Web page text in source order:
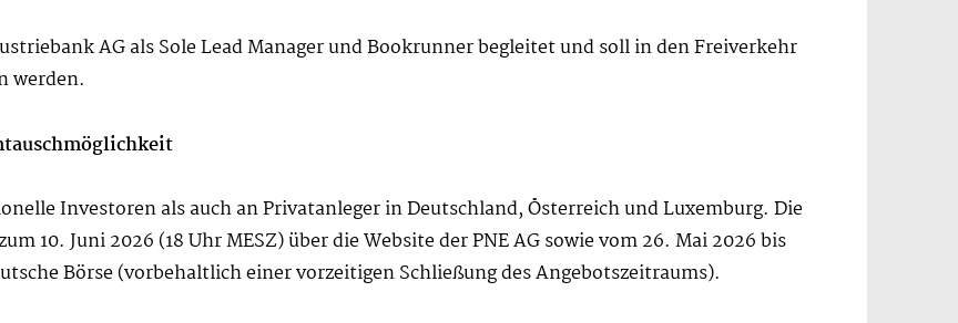
AG als Sole Lead Manager und Bookrunner begleitet und soll in den Freiverkehr
werden.
Investoren als auch an Privatanleger in Deutschland, Österreich und Luxemburg. Die
10. Juni 2026 (18 Uhr MESZ) über die Website der PNE AG sowie vom 26. Mai 2026 bis
Börse (vorbehaltlich einer vorzeitigen Schließung des Angebotszeitraums).